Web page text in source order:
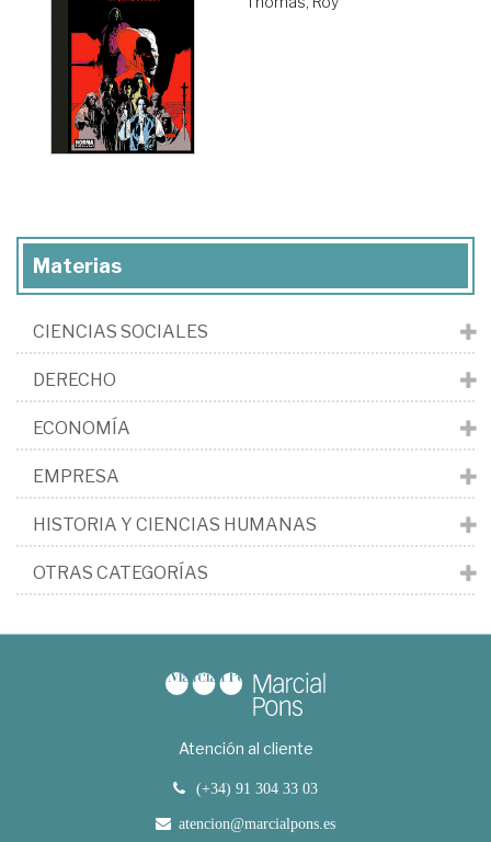
Materias
CIENCIAS SOCIALES
DERECHO
ECONOMÍA
EMPRESA
HISTORIA Y CIENCIAS HUMANAS
OTRAS CATEGORÍAS
Atención al cliente
(+34) 91 304 33 03
atencion@marcialpons.es